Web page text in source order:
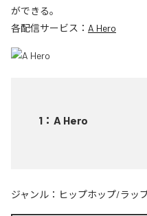
ができる。
各配信サービス： A Hero
1 ： A Hero
ジャンル： ヒップホップ/ラッ